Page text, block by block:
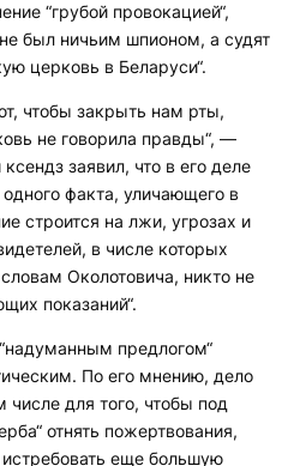
“грубой провокацией“,
был ничьим шпионом, а судят
церковь в Беларуси“.
чтобы закрыть нам рты,
не говорила правды“, —
заявил, что в его деле
факта, уличающего в
строится на лжи, угрозах и
в числе которых
Околотовича, никто не
показаний“.
предлогом“
По его мнению, дело
для того, чтобы под
отнять пожертвования,
еще большую